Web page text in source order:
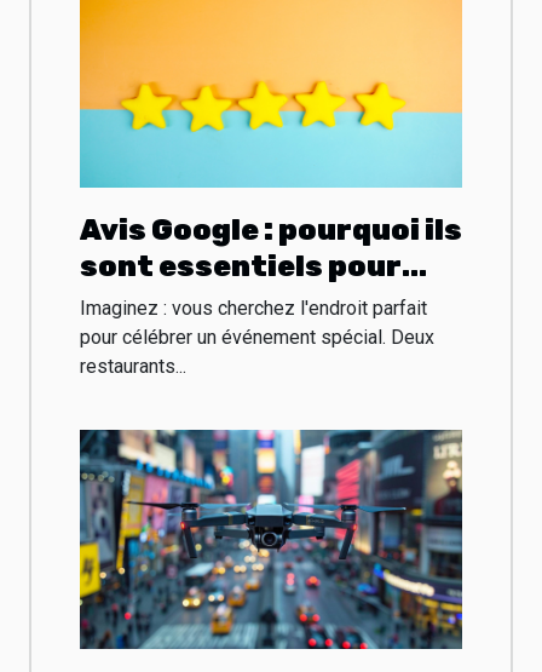
Avis Google : pourquoi ils
sont essentiels pour
votre entreprise ?
Imaginez : vous cherchez l'endroit parfait
pour célébrer un événement spécial. Deux
restaurants...